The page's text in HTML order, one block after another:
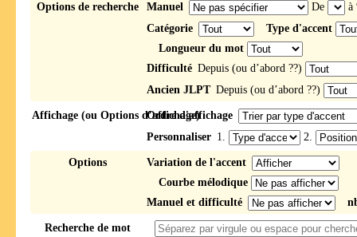
Options de recherche Manuel De
à
Catégorie
Type d'accent
Longueur du mot
Difficulté Depuis (ou d’abord ??)
Ancien JLPT Depuis (ou d’abord ??)
Affichage (ou Options d’affichage)
Ordre d'affichage
Personnaliser 1. 2.
Options
Variation de l'accent
Courbe mélodique
Manuel et difficulté
Recherche de mot